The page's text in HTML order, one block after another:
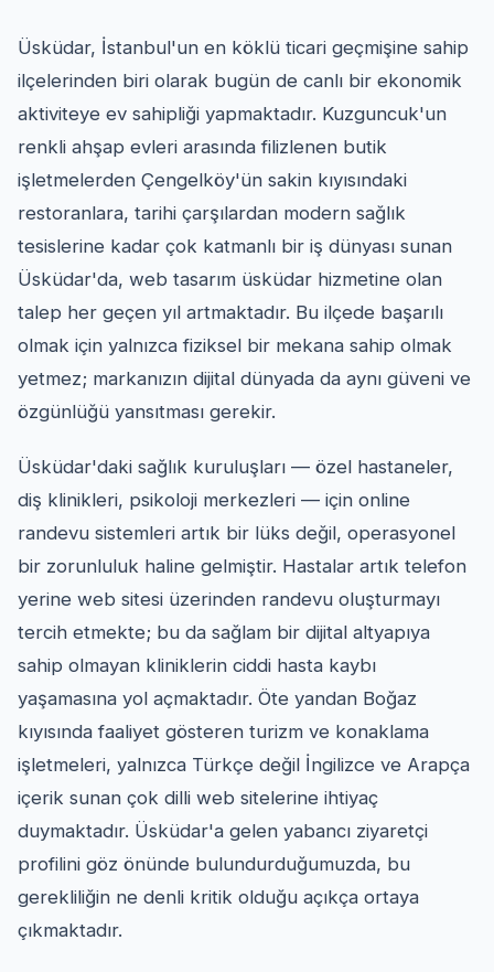
Üsküdar, İstanbul'un en köklü ticari geçmişine sahip
ilçelerinden biri olarak bugün de canlı bir ekonomik
aktiviteye ev sahipliği yapmaktadır. Kuzguncuk'un
renkli ahşap evleri arasında filizlenen butik
işletmelerden Çengelköy'ün sakin kıyısındaki
restoranlara, tarihi çarşılardan modern sağlık
tesislerine kadar çok katmanlı bir iş dünyası sunan
Üsküdar'da, web tasarım üsküdar hizmetine olan
talep her geçen yıl artmaktadır. Bu ilçede başarılı
olmak için yalnızca fiziksel bir mekana sahip olmak
yetmez; markanızın dijital dünyada da aynı güveni ve
özgünlüğü yansıtması gerekir.
Üsküdar'daki sağlık kuruluşları — özel hastaneler,
diş klinikleri, psikoloji merkezleri — için online
randevu sistemleri artık bir lüks değil, operasyonel
bir zorunluluk haline gelmiştir. Hastalar artık telefon
yerine web sitesi üzerinden randevu oluşturmayı
tercih etmekte; bu da sağlam bir dijital altyapıya
sahip olmayan kliniklerin ciddi hasta kaybı
yaşamasına yol açmaktadır. Öte yandan Boğaz
kıyısında faaliyet gösteren turizm ve konaklama
işletmeleri, yalnızca Türkçe değil İngilizce ve Arapça
içerik sunan çok dilli web sitelerine ihtiyaç
duymaktadır. Üsküdar'a gelen yabancı ziyaretçi
profilini göz önünde bulundurduğumuzda, bu
gerekliliğin ne denli kritik olduğu açıkça ortaya
çıkmaktadır.